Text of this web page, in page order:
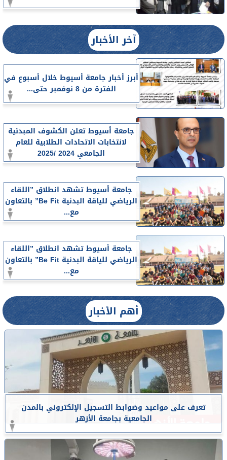
آخر الأخبار
أبرز أخبار جامعة أسيوط خلال أسبوع في
الفترة من 8 نوفمبر حتى...
جامعة أسيوط تعلن الكشوف المبدئية
لانتخابات الاتحادات الطلابية للعام
الجامعي 2024 /2025
جامعة أسيوط تشهد انطلاق ”اللقاء
الرياضي للياقة البدنية Be Fit” بالتعاون
مع...
جامعة أسيوط تشهد انطلاق ”اللقاء
الرياضي للياقة البدنية Be Fit” بالتعاون
مع...
أهم الأخبار
تعرف على مواعيد وضوابط التسجيل الإلكتروني بالمدن
الجامعية بجامعة الأزهر